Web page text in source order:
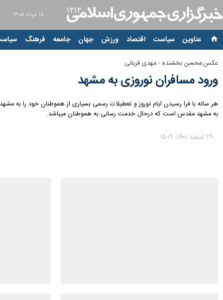
۱۵ مرداد ۱۴۰۵
عناوین‌ سیاست اقتصاد ورزش جهان جامعه فرهنگ
عکس:محسن بخشنده - مهدی قربانی
ورود مسافران نوروزی به مشهد
هر ساله با فرا رسیدن ایام نوروز و تعطیلات رسمی بسیاری از هموطنان خود را به
به مشهد مقدس است که درحال خدمت رسانی به هموطنان میباشد.
۲۹ اسفند ۱۴۰۱، ۱۵:۱۹